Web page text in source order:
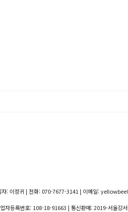
자: 이정귀 | 전화: 070-7677-3141 | 이메일:
자등록번호: 108-18-91663 | 통신판매:2019-서울강